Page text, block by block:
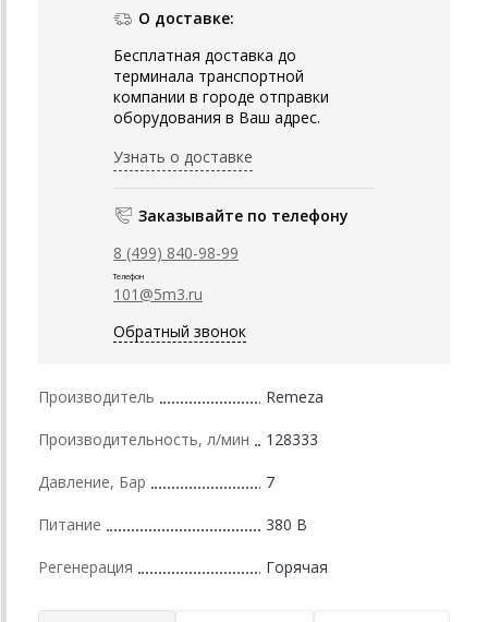
О доставке:
Бесплатная доставка до
терминала транспортной
компании в городе отправки
оборудования в Ваш адрес.
Узнать о доставке
Заказывайте по телефону
8 (499) 840-98-99
Телефон
101@5m3.ru
Обратный звонок
Производитель Remeza
Производительность, л/мин 128333
Давление, Бар 7
Питание 380 В
Регенерация Горячая